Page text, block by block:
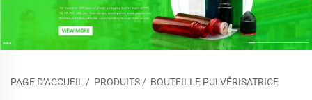
PAGE D’ACCUEIL/ PRODUITS/ BOUTEILLE PULVÉRISATRICE